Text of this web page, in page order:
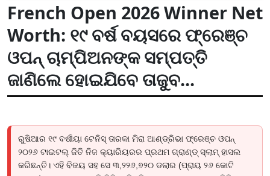
French Open 2026 Winner Net
Worth: ୧୯ ବର୍ଷ ବୟସରେ ଫ୍ରେଞ୍ଚ
ଓପନ୍ ଚାମ୍ପିଅନଙ୍କ ସମ୍ପତ୍ତି
ଜାଣିଲେ ହୋଇଯିବେ ତାଜୁବ...
ରୁଷିଆର ୧୯ ବର୍ଷୀୟା ଟେନିସ୍ ତାରକା ମିରା ଆଣ୍ଡ୍ରିଭା ଫ୍ରେଞ୍ଚ ଓପନ୍
୨୦୨୬ ଟାଇଟଲ୍ ଜିତି ନିଜ କ୍ୟାରିୟରର ପ୍ରଥମ ଗ୍ରାଣ୍ଡ୍ ସ୍ଲାମ୍ ହାସଲ
କରିଛନ୍ତି। ଏହି ବିଜୟ ସହ ସେ ୩,୨୨୬,୭୨୦ ଡଲାର (ପ୍ରାୟ ୨୬ କୋଟି